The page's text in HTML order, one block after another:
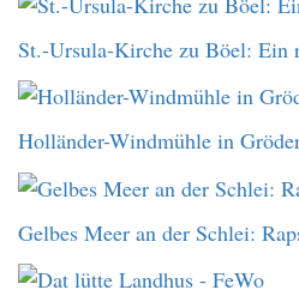
St.-Ursula-Kirche zu Böel: Ein
Holländer-Windmühle in
Gelbes Meer an der Schlei: